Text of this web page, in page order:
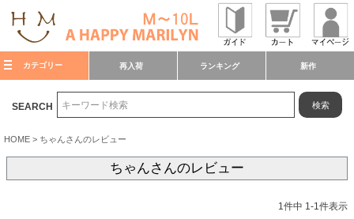
カテゴリー 再入荷 ランキング 新作
SEARCH 検索
HOME ちゃんさんのレビュー
ちゃんさんのレビュー
1件中 1-1件表示